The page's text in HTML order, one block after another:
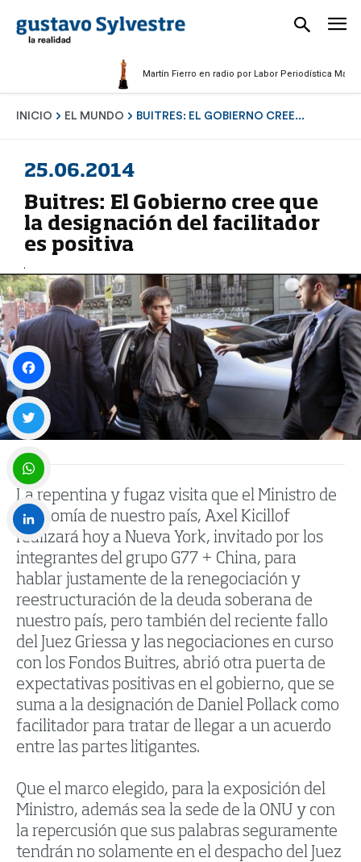
Martín Fierro en radio por Labor Periodística Masculina
INICIO EL MUNDO BUITRES: EL GOBIERNO CREE...
25.06.2014
Buitres: El Gobierno cree que
la designación del facilitador
es positiva
La repentina y fugaz visita que el Ministro de
Economía de nuestro país, Axel Kicillof
realizará hoy a Nueva York, invitado por los
integrantes del grupo G77 + China, para
hablar justamente de la renegociación y
reestructuración de la deuda soberana de
nuestro país, pero también del reciente fallo
del Juez Griessa y las negociaciones en curso
con los Fondos Buitres, abrió otra puerta de
expectativas positivas en el gobierno, que se
suma a la designación de Daniel Pollack como
facilitador para tratar de llegar a un acuerdo
entre las partes litigantes.
Que el marco elegido, para la exposición del
Ministro, además sea la sede de la ONU y con
la repercusión que sus palabras seguramente
tendrán no solamente en el despacho del Juez
Facebook
Twitter
WhatsApp
LinkedIn